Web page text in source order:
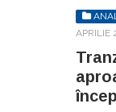
APRILIE